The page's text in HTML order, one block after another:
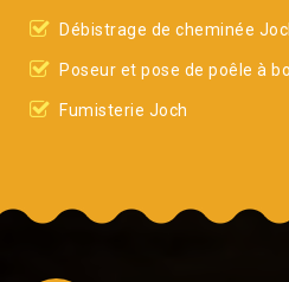
Débistrage de cheminée
Poseur et pose de poêle à
Fumisterie Joch